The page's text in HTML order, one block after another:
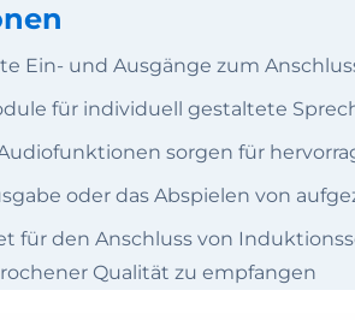
Ein- und Ausgänge zum
für individuell gestaltete
sorgen für
oder das Abspielen von
für den Anschluss von
Qualität zu empfangen